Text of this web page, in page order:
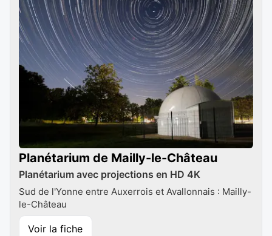
Planétarium de Mailly-le-Château
Planétarium avec projections en HD 4K
Sud de l'Yonne entre Auxerrois et Avallonnais : Mailly-
le-Château
Voir la fiche